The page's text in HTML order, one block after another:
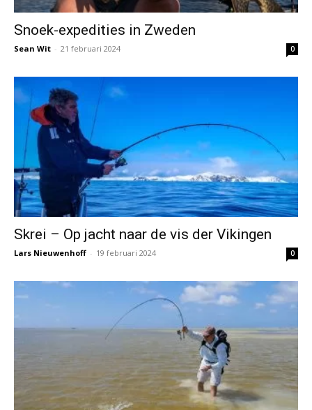
Snoek-expedities in Zweden
Sean Wit - 21 februari 2024 0
Skrei – Op jacht naar de vis der Vikingen
Lars Nieuwenhoff - 19 februari 2024 0